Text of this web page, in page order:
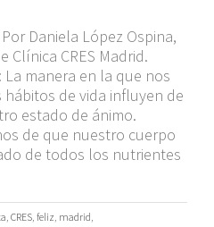
Daniela López Ospina,
Clínica CRES Madrid.
manera en la que nos
de vida influyen de
estado de ánimo.
de que nuestro cuerpo
de todos los nutrientes
, CRES, feliz, madrid,